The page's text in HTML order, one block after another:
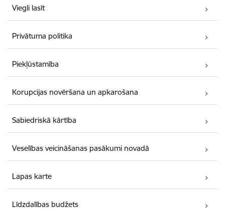
Viegli lasīt
Privātuma politika
Piekļūstamība
Korupcijas novēršana un apkarošana
Sabiedriskā kārtība
Veselības veicināšanas pasākumi novadā
Lapas karte
Līdzdalības budžets